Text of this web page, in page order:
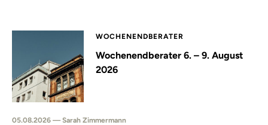
WOCHENENDBERATER
Wochenendberater 6. – 9. August
2026
05.08.2026 — Sarah Zimmermann